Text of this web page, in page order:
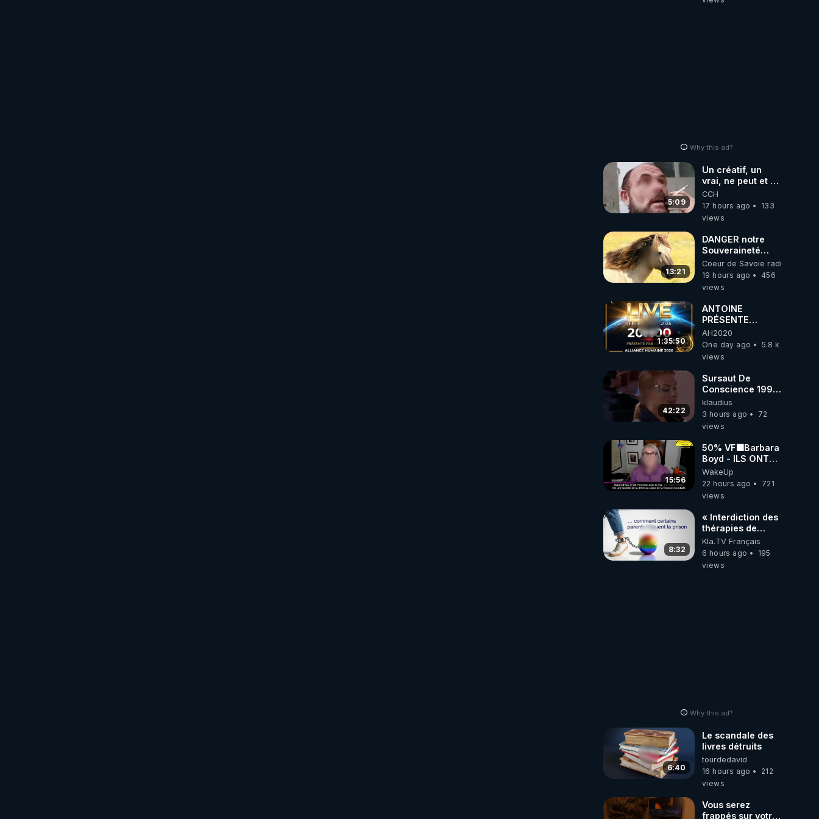
Why this ad?
5:09
Un créatif, un
vrai, ne peut et ne
doit pas faire
appel à
l'intelligence
CCH
17 hours ago
133
views
13:21
DANGER notre
Souveraineté
Alimentaire est
attaqué...
Coeur de Savoie radioweb TV
19 hours ago
456
views
1:35:50
ANTOINE
PRÉSENTE
AH2020 LE LIVE
20H ***DU
06/08/2026***
AH2020
One day ago
5.8 k
views
42:22
Sursaut De
Conscience 1998
- toujours
d'actualité ....Au
Dela Du Réel
klaudius
3 hours ago
72
views
15:56
50% VF🟩Barbara
Boyd - ILS ONT
MENTI SUR TOUT
-Jocelyne
Traduction
WakeUp
22 hours ago
721
views
8:32
« Interdiction des
thérapies de
conversion »
Kla.TV Français
6 hours ago
195
views
Why this ad?
6:40
Le scandale des
livres détruits
tourdedavid
16 hours ago
212
views
Vous serez
frappés sur votre